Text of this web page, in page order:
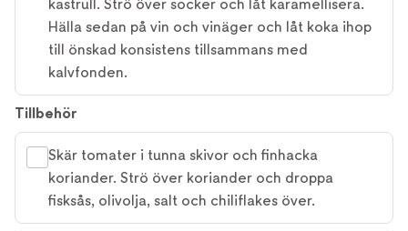
kastrull. Strö över socker och låt karamellisera.
Hälla sedan på vin och vinäger och låt koka ihop
till önskad konsistens tillsammans med
kalvfonden.
Tillbehör
Skär tomater i tunna skivor och finhacka
koriander. Strö över koriander och droppa
fisksås, olivolja, salt och chiliflakes över.